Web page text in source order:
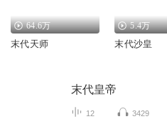
64.6万
末代天师
5.4万
末代沙皇
末代皇帝
12 3429